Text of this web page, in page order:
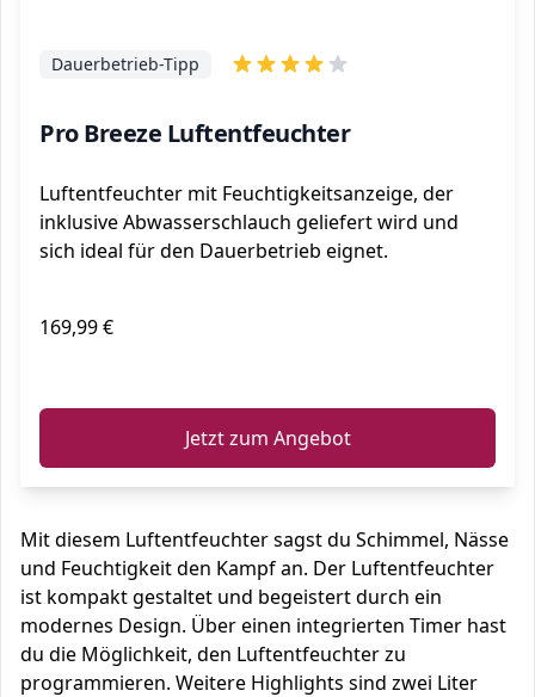
Pro Breeze Luftentfeuchter
Dauerbetrieb-Tipp
Luftentfeuchter mit Feuchtigkeitsanzeige, der
inklusive Abwasserschlauch geliefert wird und
sich ideal für den Dauerbetrieb eignet.
169,99 €
Jetzt zum Angebot
Mit diesem Luftentfeuchter sagst du Schimmel, Nässe
und Feuchtigkeit den Kampf an. Der Luftentfeuchter
ist kompakt gestaltet und begeistert durch ein
modernes Design. Über einen integrierten Timer hast
du die Möglichkeit, den Luftentfeuchter zu
programmieren. Weitere Highlights sind zwei Liter